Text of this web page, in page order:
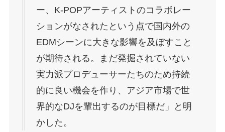
ー、K-POPアーティストのコラボレー
ションがなされたという点で国内外の
EDMシーンに大きな影響を及ぼすこと
が期待される。まだ発掘されていない
実力派プロデューサーたちのため持続
的に良い機会を作り、アジア市場で世
界的なDJを輩出するのが目標だ」と明
かした。